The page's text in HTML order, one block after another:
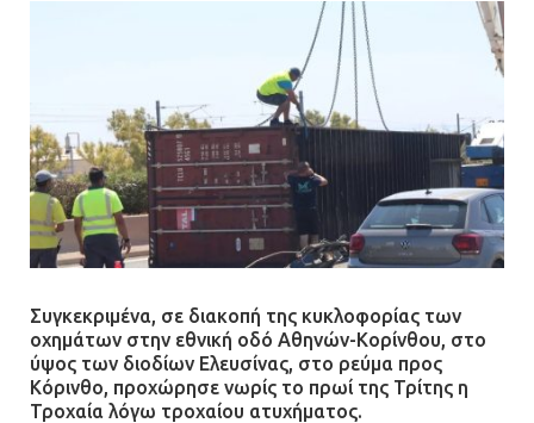
Συγκεκριμένα, σε διακοπή της κυκλοφορίας των
οχημάτων στην εθνική οδό Αθηνών-Κορίνθου, στο
ύψος των διοδίων Ελευσίνας, στο ρεύμα προς
Κόρινθο, προχώρησε νωρίς το πρωί της Τρίτης η
Τροχαία λόγω τροχαίου ατυχήματος.